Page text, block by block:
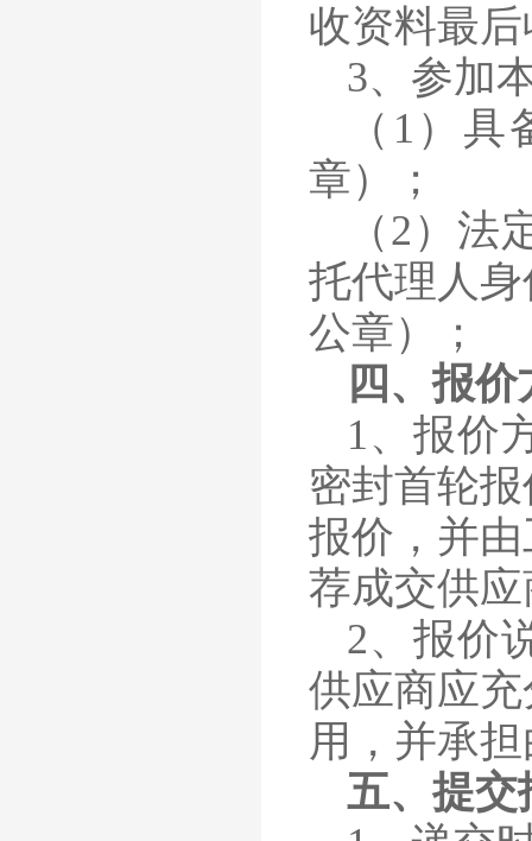
收资料最
3、参加
（ 1）具
章）；
（2）法
托代理人
公章）；
四、报价
1、 报价
密封首轮
报价，并
荐成交供
2、 报价
供应商应
用，并承
五、 提交